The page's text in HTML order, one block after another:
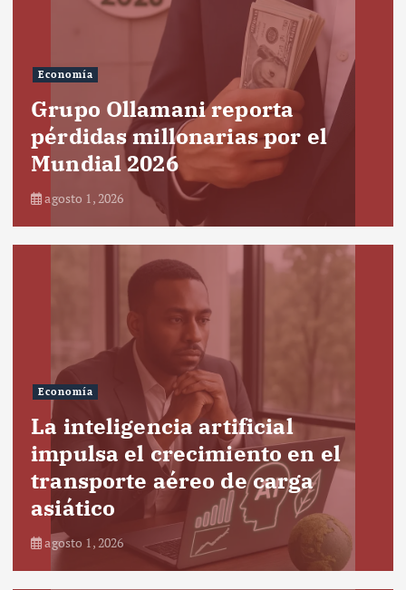
Economía
Grupo Ollamani reporta
pérdidas millonarias por el
Mundial 2026
agosto 1, 2026
Economía
La inteligencia artificial
impulsa el crecimiento en el
transporte aéreo de carga
asiático
agosto 1, 2026